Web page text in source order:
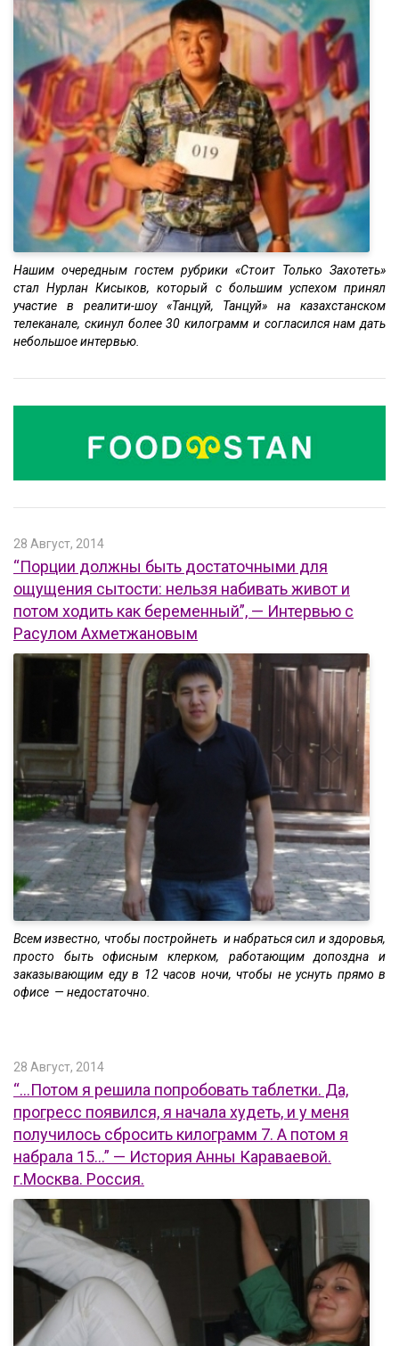
Нашим очередным гостем рубрики «Стоит Только Захотеть»
стал Нурлан Кисыков, который с большим успехом принял
участие в реалити-шоу «Танцуй, Танцуй» на казахстанском
телеканале, скинул более 30 килограмм и согласился нам дать
небольшое интервью.
28 Август, 2014
“Порции должны быть достаточными для
ощущения сытости: нельзя набивать живот и
потом ходить как беременный”, — Интервью с
Расулом Ахметжановым
Всем известно, чтобы постройнеть и набраться сил и здоровья,
просто быть офисным клерком, работающим допоздна и
заказывающим еду в 12 часов ночи, чтобы не уснуть прямо в
офисе — недостаточно.
28 Август, 2014
“…Потом я решила попробовать таблетки. Да,
прогресс появился, я начала худеть, и у меня
получилось сбросить килограмм 7. А потом я
набрала 15…” — История Анны Караваевой.
г.Москва. Россия.